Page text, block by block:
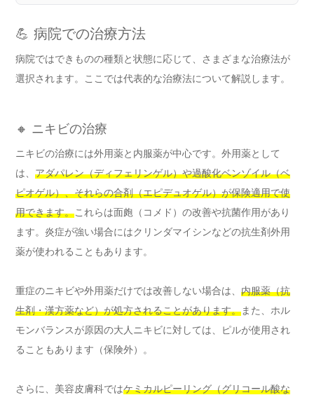
💪 病院での治療方法
病院ではできものの種類と状態に応じて、さまざまな治療法が
選択されます。ここでは代表的な治療法について解説します。
🔸 ニキビの治療
ニキビの治療には外用薬と内服薬が中心です。外用薬として
は、 アダパレン（ディフェリンゲル）や過酸化ベンゾイル（ベ
ピオゲル）、それらの合剤（エピデュオゲル）が保険適用で使
用できます。これらは面皰（コメド）の改善や抗菌作用があり
ます。炎症が強い場合にはクリンダマイシンなどの抗生剤外用
薬が使われることもあります。
重症のニキビや外用薬だけでは改善しない場合は、 内服薬（抗
生剤・漢方薬など）が処方されることがあります。また、ホル
モンバランスが原因の大人ニキビに対しては、ピルが使用され
ることもあります（保険外）。
さらに、美容皮膚科ではケミカルピーリング（グリコール酸な